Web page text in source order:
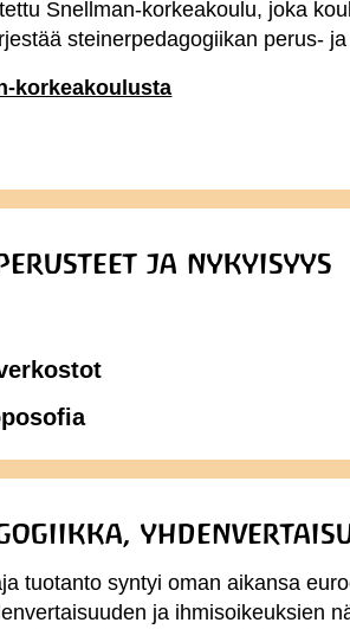
Snellman-korkeakoulu, joka
steinerpedagogiikan perus-
korkeakoulusta
ja nykyisyys
tuotanto syntyi oman aikansa
ja ihmisoikeuksien